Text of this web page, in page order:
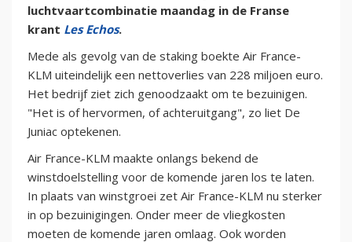
luchtvaartcombinatie maandag in de Franse
krant Les Echos.
Mede als gevolg van de staking boekte Air France-
KLM uiteindelijk een nettoverlies van 228 miljoen euro.
Het bedrijf ziet zich genoodzaakt om te bezuinigen.
"Het is of hervormen, of achteruitgang", zo liet De
Juniac optekenen.
Air France-KLM maakte onlangs bekend de
winstdoelstelling voor de komende jaren los te laten.
In plaats van winstgroei zet Air France-KLM nu sterker
in op bezuinigingen. Onder meer de vliegkosten
moeten de komende jaren omlaag. Ook worden